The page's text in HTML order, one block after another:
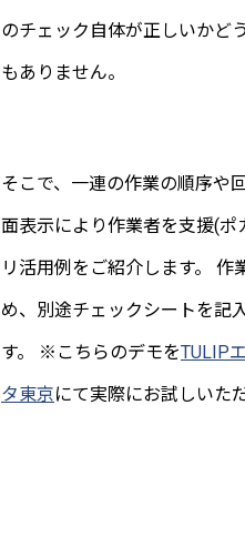
のチェック自体が正しいかど
もありません。
そこで、一連の作業の順序や
面表示により作業者を支援(ポ
リ活用例をご紹介します。 作
め、別途チェックシートを記
す。 ※こちらのデモをTULIP
タ東京にて実際にお試しいた